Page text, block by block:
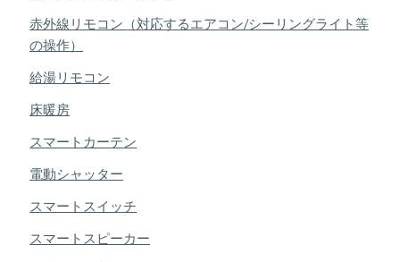
赤外線リモコン（対応するエアコン/シーリングライト等
の操作）
給湯リモコン
床暖房
スマートカーテン
電動シャッター
スマートスイッチ
スマートスピーカー